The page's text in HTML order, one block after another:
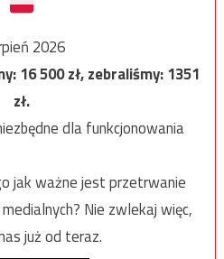
2026
16 500zł, zebraliśmy:1351
zł.
dla funkcjonowania
jak ważne jest przetrwanie
Nie zwlekaj więc,
już od teraz.